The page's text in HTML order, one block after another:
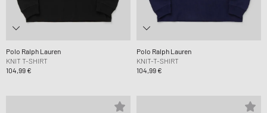
Polo Ralph Lauren
KNIT T-SHIRT
104,99 €
Polo Ralph Lauren
KNIT-T-SHIRT
104,99 €